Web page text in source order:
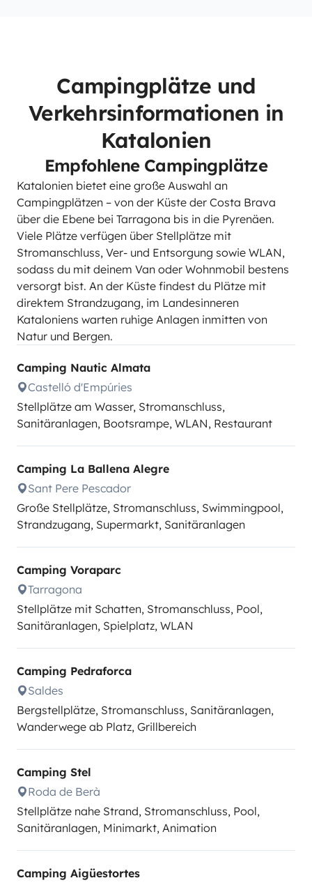
Campingplätze und
Verkehrsinformationen in
Katalonien
Empfohlene Campingplätze
Katalonien bietet eine große Auswahl an
Campingplätzen – von der Küste der Costa Brava
über die Ebene bei Tarragona bis in die Pyrenäen.
Viele Plätze verfügen über Stellplätze mit
Stromanschluss, Ver- und Entsorgung sowie WLAN,
sodass du mit deinem Van oder Wohnmobil bestens
versorgt bist. An der Küste findest du Plätze mit
direktem Strandzugang, im Landesinneren
Kataloniens warten ruhige Anlagen inmitten von
Natur und Bergen.
Camping Nautic Almata
Castelló d'Empúries
Stellplätze am Wasser, Stromanschluss,
Sanitäranlagen, Bootsrampe, WLAN, Restaurant
Camping La Ballena Alegre
Sant Pere Pescador
Große Stellplätze, Stromanschluss, Swimmingpool,
Strandzugang, Supermarkt, Sanitäranlagen
Camping Voraparc
Tarragona
Stellplätze mit Schatten, Stromanschluss, Pool,
Sanitäranlagen, Spielplatz, WLAN
Camping Pedraforca
Saldes
Bergstellplätze, Stromanschluss, Sanitäranlagen,
Wanderwege ab Platz, Grillbereich
Camping Stel
Roda de Berà
Stellplätze nahe Strand, Stromanschluss, Pool,
Sanitäranlagen, Minimarkt, Animation
Camping Aigüestortes